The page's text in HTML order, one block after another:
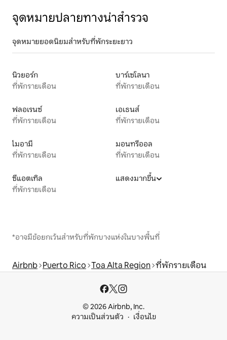
จุดหมายปลายทางน่าสำรวจ
จุดหมายยอดนิยมสำหรับที่พักระยะยาว
นิวยอร์ก
ที่พักรายเดือน
บาร์เซโลนา
ที่พักรายเดือน
ฟลอเรนซ์
ที่พักรายเดือน
เอเธนส์
ที่พักรายเดือน
ไมอามี
ที่พักรายเดือน
มอนทรีออล
ที่พักรายเดือน
ซีแอตเทิล
ที่พักรายเดือน
แสดงมากขึ้น
*อาจมีข้อยกเว้นสำหรับที่พักบางแห่งในบางพื้นที่
Airbnb Puerto Rico Toa Alta Region ที่พักรายเดือน
© 2026 Airbnb, Inc.
ความเป็นส่วนตัว
เงื่อนไข